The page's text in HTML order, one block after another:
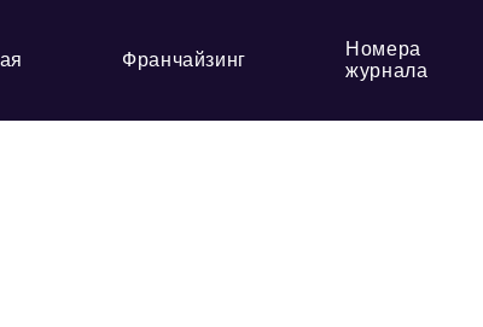
Франчайзинг
Номера
журнала